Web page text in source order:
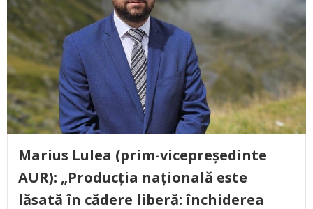
Marius Lulea (prim-vicepreședinte
AUR): „Producția națională este
lăsată în cădere liberă: închiderea